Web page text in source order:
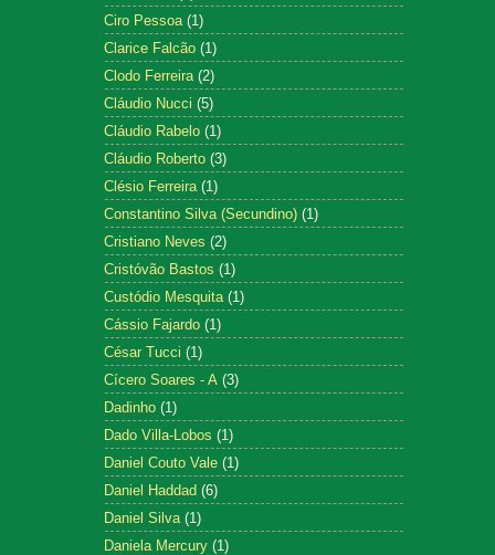
Ciro Pessoa (1)
Clarice Falcão (1)
Clodo Ferreira (2)
Cláudio Nucci (5)
Cláudio Rabelo (1)
Cláudio Roberto (3)
Clésio Ferreira (1)
Constantino Silva (Secundino) (1)
Cristiano Neves (2)
Cristóvão Bastos (1)
Custódio Mesquita (1)
Cássio Fajardo (1)
César Tucci (1)
Cícero Soares - A (3)
Dadinho (1)
Dado Villa-Lobos (1)
Daniel Couto Vale (1)
Daniel Haddad (6)
Daniel Silva (1)
Daniela Mercury (1)